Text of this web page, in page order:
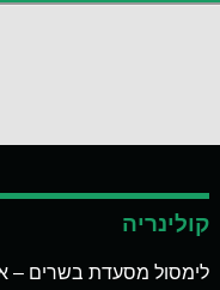
קולינריה
לימסול מסעדת בשרים –